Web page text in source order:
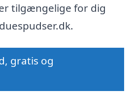
tilgængelige for dig
gratis og